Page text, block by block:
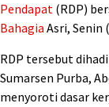
Pendapat (RDP)
Bahagia Asri, Senin
RDP tersebut
Sumarsen Purba,
menyoroti dasar